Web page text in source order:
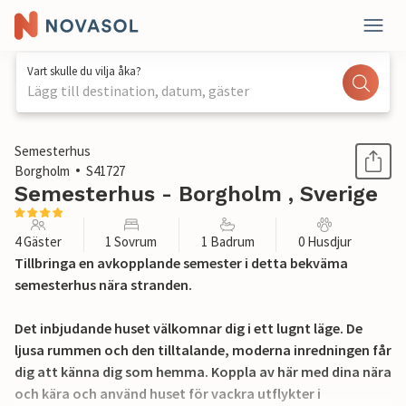
Vart skulle du vilja åka?
Lägg till destination, datum, gäster
1 / 19
Semesterhus
Borgholm
S41727
Semesterhus - Borgholm , Sverige
4 Gäster 1 Sovrum 1 Badrum 0 Husdjur
Tillbringa en avkopplande semester i detta bekväma
semesterhus nära stranden.
Det inbjudande huset välkomnar dig i ett lugnt läge. De
ljusa rummen och den tilltalande, moderna inredningen får
dig att känna dig som hemma. Koppla av här med dina nära
och kära och använd huset för vackra utflykter i